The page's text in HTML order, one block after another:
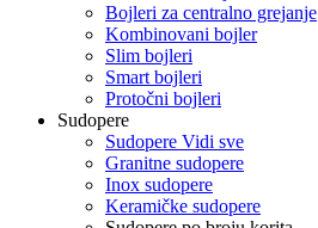
Bojleri za centralno grejanje
Kombinovani bojler
Slim bojleri
Smart bojleri
Protočni bojleri
Sudopere
Sudopere Vidi sve
Granitne sudopere
Inox sudopere
Keramičke sudopere